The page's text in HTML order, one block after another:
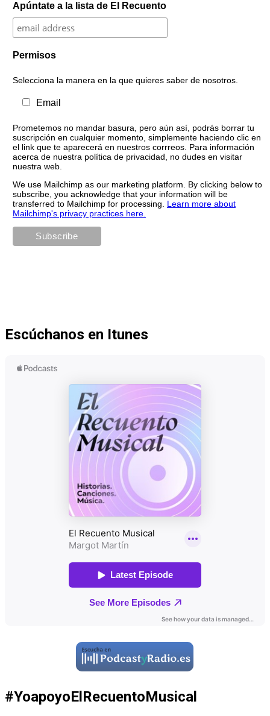
Apúntate a la lista de El Recuento
Permisos
Selecciona la manera en la que quieres saber de nosotros.
Email
Prometemos no mandar basura, pero aún así, podrás borrar tu
suscripción en cualquier momento, simplemente haciendo clic en
el link que te aparecerá en nuestros corrreos. Para información
acerca de nuestra política de privacidad, no dudes en visitar
nuestra web.
We use Mailchimp as our marketing platform. By clicking below to
subscribe, you acknowledge that your information will be
transferred to Mailchimp for processing. Learn more about
Mailchimp's privacy practices here.
Escúchanos en Itunes
#YoapoyoElRecuentoMusical